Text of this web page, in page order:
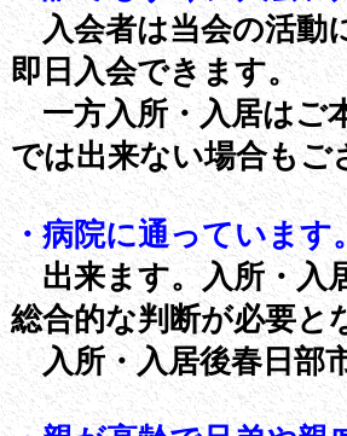
入会者は当会の活動
即日入会できます。
一方入所・入居はご
では出来ない場合もご
・病院に通っていま
出来ます。入所・入
総合的な判断が必要
入所・入居後春日部